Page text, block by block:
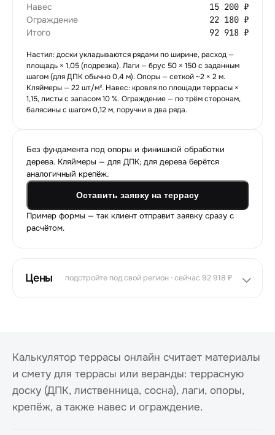
Навес
15 200 ₽
Ограждение
22 180 ₽
Итого
92 918 ₽
Настил: доски укладываются рядами по ширине, расход —
площадь × 1,05 (подрезка). Лаги — брус 50 × 150 с заданным
шагом (для ДПК обычно 0,4 м). Опоры — сеткой ~2 × 2 м.
Кляймеры — 22 шт/м². Навес: кровля по площади террасы ×
1,15, листы с запасом 10 %. Ограждение — по трём сторонам,
балясины с шагом 0,12 м, поручни в два ряда.
Без фундамента под опоры и финишной обработки
дерева. Кляймеры — для ДПК; для дерева берётся
аналогичный крепёж.
Оставить заявку на террасу
Пример формы — так клиент отправит заявку сразу с
расчётом.
Цены подстройте под свой регион · сейчас 92 918 ₽
Калькулятор террасы онлайн считает материалы
и смету для террасы или веранды: террасную
доску (ДПК, лиственница, сосна), лаги, опоры,
крепёж, а также навес и ограждение.